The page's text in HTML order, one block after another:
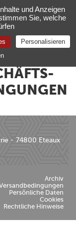
DE
- 74800 Eteaux
Archiv
Persönliche Daten
Cookies
Rechtliche Hinweise
und Anzeigen
Sie, welche
Personalisieren